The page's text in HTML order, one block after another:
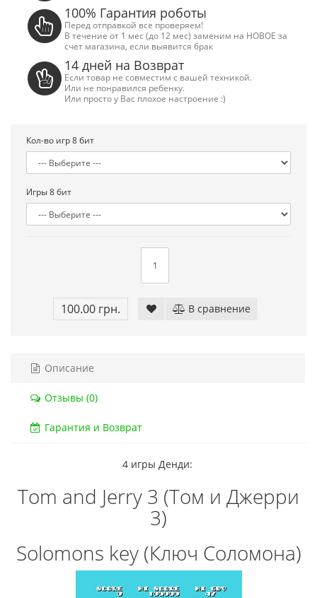
Сега Мега Драйв 2 (ОРИГИНАЛЬНОЕ
качество!)
1 250.00 грн.
2 445.00
100% Гарантия роботы
Перед отправкой все проверяем!
В течение от 1 мес (до 12 мес) заменим на НОВОЕ за
счет магазина, если выявится брак
14 дней на Возврат
Если товар не совместим с вашей техникой.
Или не понравился ребенку.
Или просто у Вас плохое настроение :)
Кол-во игр 8 бит
Игры 8 бит
100.00 грн. В сравнение
Описание
Отзывы (0)
Гарантия и Возврат
4 игры Денди:
Tom and Jerry 3 (Том и Джерри
3)
Solomons key (Ключ Соломона)